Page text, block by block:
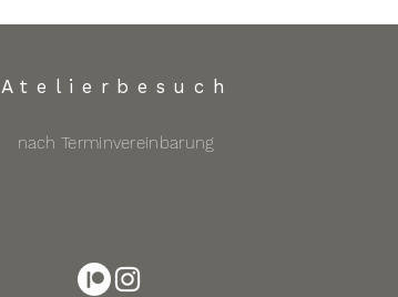
Atelierbesuch
nachTerminvereinbarung